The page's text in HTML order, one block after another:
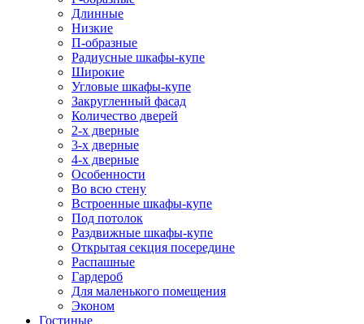
Длинные
Низкие
П-образные
Радиусные шкафы-купе
Широкие
Угловые шкафы-купе
Закругленный фасад
Количество дверей
2-х дверные
3-х дверные
4-х дверные
Особенности
Во всю стену
Встроенные шкафы-купе
Под потолок
Раздвижные шкафы-купе
Открытая секция посередине
Распашные
Гардероб
Для маленького помещения
Эконом
Гостиные